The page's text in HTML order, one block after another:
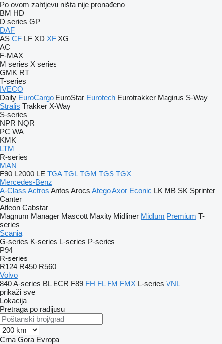
Po ovom zahtjevu ništa nije pronađeno
BM HD
D series GP
DAF
AS CF LF XD XF XG
AC
F-MAX
M series X series
GMK RT
T-series
IVECO
Daily EuroCargo EuroStar Eurotech Eurotrakker Magirus S-Way
Stralis Trakker X-Way
S-series
NPR NQR
PC WA
KMK
LTM
R-series
MAN
F90 L2000 LE TGA TGL TGM TGS TGX
Mercedes-Benz
A-Class Actros Antos Arocs AtegoAxor Econic LK MB SK Sprinter
Canter
Atleon Cabstar
Magnum Manager Mascott Maxity Midliner Midlum Premium T-
series
Scania
G-series K-series L-series P-series
P94
R-series
R124 R450 R560
Volvo
840A-series BL ECR F89 FH FL FM FMX L-series VNL
prikaži sve
Lokacija
Pretraga po radijusu
Crna Gora Evropa